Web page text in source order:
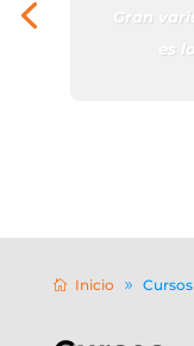
Inicio Cursos